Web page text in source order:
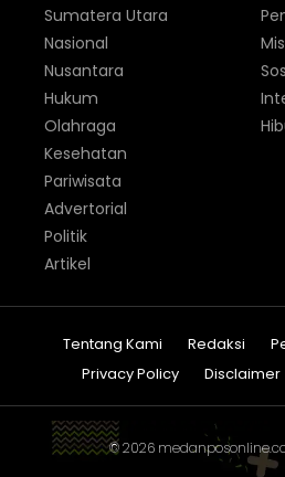
Sumatera Utara
Nasional
Nusantara
Hukum
Olahraga
Kesehatan
Pariwisata
Advertorial
Politik
Artikel
Tentang Kami Redaksi
Privacy Policy
Disclaimer
© 2026